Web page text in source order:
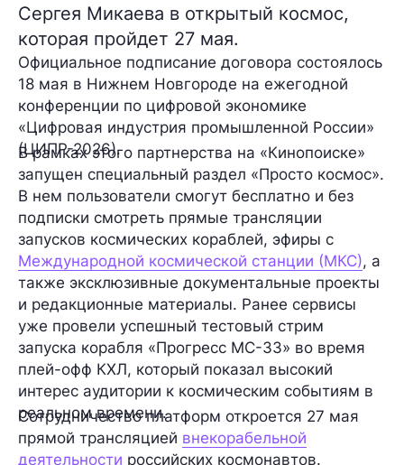
Сергея Микаева в открытый космос,
которая пройдет 27 мая.
Официальное подписание договора состоялось
18 мая в Нижнем Новгороде на ежегодной
конференции по цифровой экономике
«Цифровая индустрия промышленной России»
(ЦИПР-2026).
В рамках этого партнерства на «Кинопоиске»
запущен специальный раздел «Просто космос».
В нем пользователи смогут бесплатно и без
подписки смотреть прямые трансляции
запусков космических кораблей, эфиры с
Международной космической станции (МКС), а
также эксклюзивные документальные проекты
и редакционные материалы. Ранее сервисы
уже провели успешный тестовый стрим
запуска корабля «Прогресс МС-33» во время
плей-офф КХЛ, который показал высокий
интерес аудитории к космическим событиям в
реальном времени.
Сотрудничество платформ откроется 27 мая
прямой трансляцией внекорабельной
деятельности российских космонавтов.